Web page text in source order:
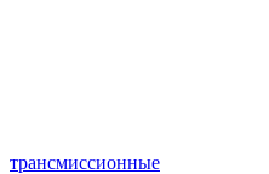
трансмиссионные